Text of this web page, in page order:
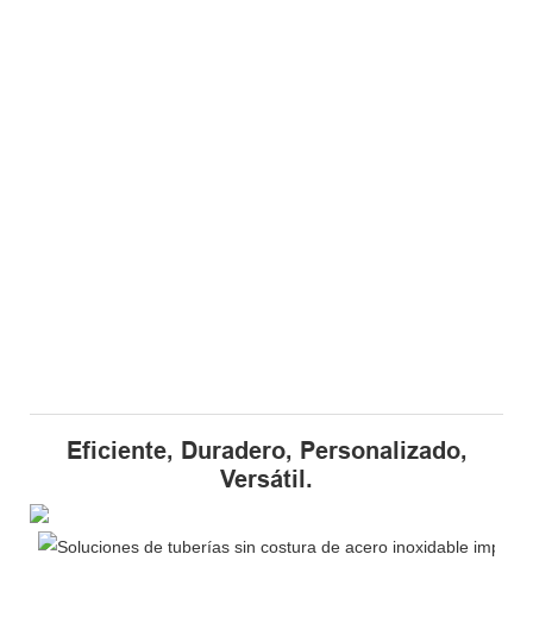
Eficiente, Duradero, Personalizado,
Versátil.